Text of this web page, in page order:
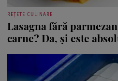
REȚETE CULINARE
Lasagna fără
carne? Da, și este